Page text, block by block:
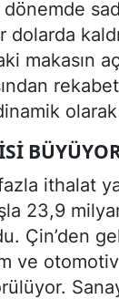
dönemde
dolarda
makasın
olarak
ithalat
23,9
Çin’den
ve otomotiv